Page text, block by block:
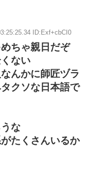
ID:Exf+cbCI0
ちゃ親日だぞ
ない
んかに師匠ヅラ
クソな日本語で
な
たくさんいるか